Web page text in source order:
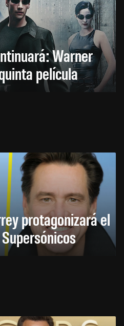
Warner
película
protagonizará el